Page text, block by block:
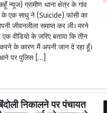
न्यूज) ग्रामीण थाना क्षेत्र के गांव
के एक साधु ने (Suicide) फांसी का
जीवनलीला समाप्त कर ली। मरने
वीडियो के जरिए बताया कि तीन
करने के कारण मैं अपनी जान दे रहा हूँ।
आने पर पुलिस […]
निकालने पर पंचायत